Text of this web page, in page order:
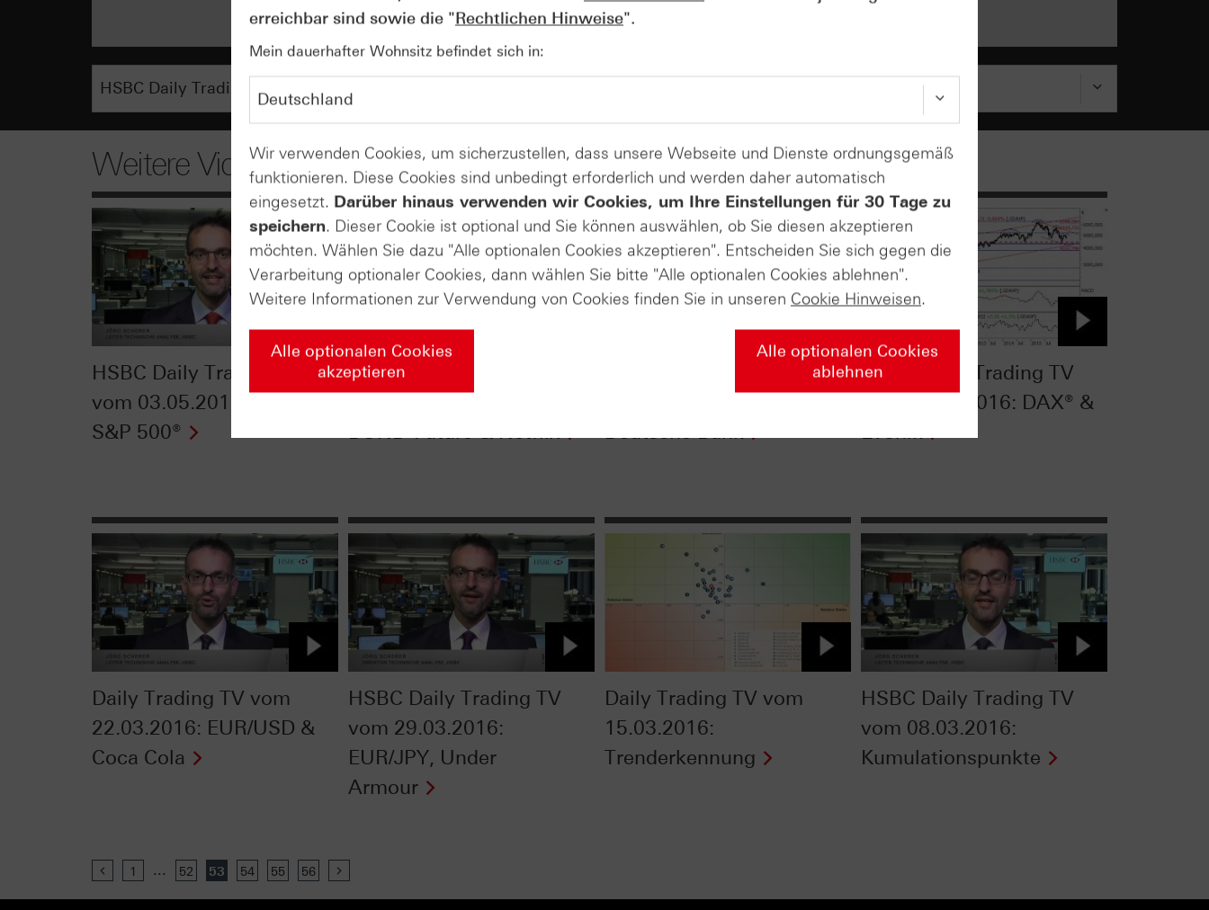
Weitere Videos
HSBC Daily Trading TV
vom 03.05.2016: Gold &
S&P 500®
HSBC Daily Trading TV
BUND-Future & Netflix
HSBC Daily Trading TV
Deutsche Bank
HSBC Daily Trading TV
vom 12.04.2016: DAX® &
Evonik
Daily Trading TV vom
22.03.2016: EUR/USD &
Coca Cola
HSBC Daily Trading TV
vom 29.03.2016:
EUR/JPY, Under
Armour
Daily Trading TV vom
15.03.2016:
Trenderkennung
HSBC Daily Trading TV
vom 08.03.2016:
Kumulationspunkte
Previous
1 ... 52 53 54 55 56
erreichbar sind sowie die "Rechtlichen Hinweise".
Mein dauerhafter Wohnsitz befindet sich in:
Wir verwenden Cookies, um sicherzustellen, dass unsere Webseite und Dienste ordnungsgemäß
funktionieren. Diese Cookies sind unbedingt erforderlich und werden daher automatisch
eingesetzt. Darüber hinaus verwenden wir Cookies, um Ihre Einstellungen für 30 Tage zu
speichern. Dieser Cookie ist optional und Sie können auswählen, ob Sie diesen akzeptieren
möchten. Wählen Sie dazu "Alle optionalen Cookies akzeptieren". Entscheiden Sie sich gegen die
Verarbeitung optionaler Cookies, dann wählen Sie bitte "Alle optionalen Cookies ablehnen".
Weitere Informationen zur Verwendung von Cookies finden Sie in unseren Cookie Hinweisen.
Alle optionalen Cookies
akzeptieren
Alle optionalen Cookies
ablehnen